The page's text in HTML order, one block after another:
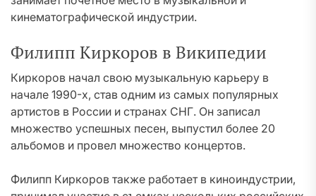
кинематографической индустрии.
Филипп Киркоров в Википедии
Киркоров начал свою музыкальную карьеру в
начале 1990-х, став одним из самых популярных
артистов в России и странах СНГ. Он записал
множество успешных песен, выпустил более 20
альбомов и провел множество концертов.
Филипп Киркоров также работает в киноиндустрии,